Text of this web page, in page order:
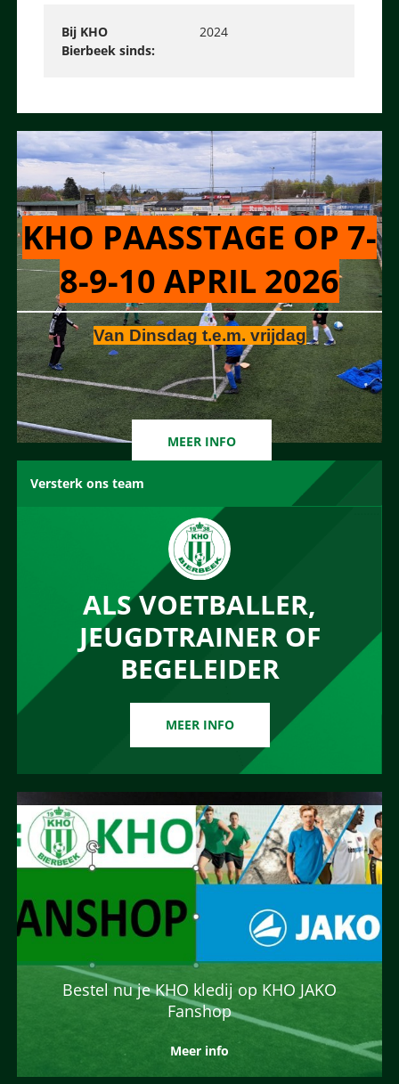
Bij KHO
Bierbeek sinds
2024
KHO PAASSTAGE OP 7-
8-9-10 APRIL 2026
Van Dinsdag t.e.m. vrijdag
MEER INFO
Versterk ons team
ALS VOETBALLER,
JEUGDTRAINER OF
BEGELEIDER
MEER INFO
Bestel nu je KHO kledij op KHO JAKO
Fanshop
Meer info